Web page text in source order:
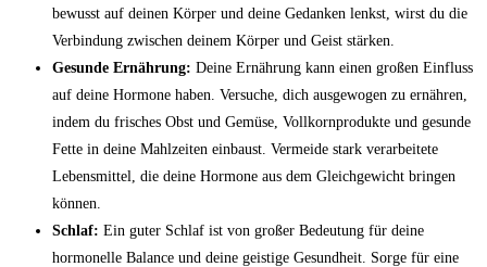
bewusst auf deinen Körper und deine Gedanken lenkst, wirst du die
Verbindung zwischen deinem Körper und Geist stärken.
Gesunde Ernährung: Deine Ernährung kann einen großen Einfluss
auf deine Hormone haben. Versuche, dich ausgewogen zu ernähren,
indem du frisches Obst und Gemüse, Vollkornprodukte und gesunde
Fette in deine Mahlzeiten einbaust. Vermeide stark verarbeitete
Lebensmittel, die deine Hormone aus dem Gleichgewicht bringen
können.
Schlaf: Ein guter Schlaf ist von großer Bedeutung für deine
hormonelle Balance und deine geistige Gesundheit. Sorge für eine